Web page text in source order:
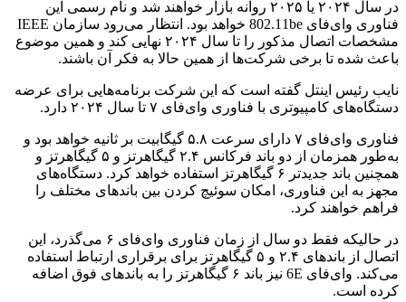
در سال ۲۰۲۴ یا ۲۰۲۵ روانه بازار خواهند شد و نام رسمی این
فناوری وای‌فای 802.11be خواهد بود. انتظار می‌رود سازمان IEEE
مشخصات اتصال مذکور را تا سال ۲۰۲۴ نهایی کند و همین موضوع
باعث شده تا برخی شرکت‌ها از همین حالا به فکر آن باشند.
نایب رئیس اینتل گفته است که این شرکت برنامه‌هایی برای عرضه‌
دستگاه‌های کامپیوتری با فناوری وای‌فای ۷ تا سال ۲۰۲۴ دارد.
فناوری وای‌فای ۷ دارای سرعت ۵.۸ گیگابیت بر ثانیه خواهد بود و
به‌طور همزمان از دو باند فرکانس ۲.۴ گیگاهرتز و ۵ گیگاهرتز و
همچنین باند جدیدتر ۶ گیگاهرتز استفاده خواهد کرد. دستگاه‌های
مجهز به این فناوری، امکان سوئیچ کردن بین باندهای مختلف را
فراهم ‌خواهند کرد.
در حالیکه فقط دو سال از زمان فناوری وای‌فای ۶ می‌گذرد، این
اتصال از باندهای ۲.۴ و ۵ گیگاهرتز برای برقراری ارتباط استفاده
می‌کند. وای‌فای 6E نیز باند ۶ گیگاهرتز را به باندهای فوق اضافه
کرده است.